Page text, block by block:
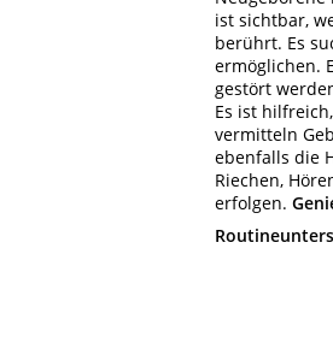
ist sichtbar,
berührt. Es
ermöglichen.
gestört
Es ist
vermitteln
ebenfalls die
Riechen,
erfolgen.